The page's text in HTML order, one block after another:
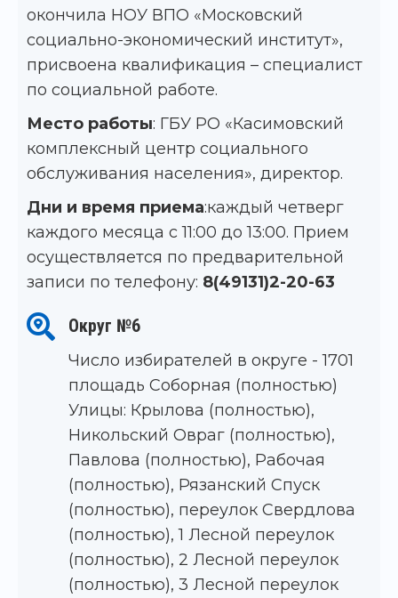
окончила НОУ ВПО «Московский
социально-экономический институт»,
присвоена квалификация – специалист
по социальной работе.
Место работы: ГБУ РО «Касимовский
комплексный центр социального
обслуживания населения», директор.
Дни и время приема:каждый четверг
каждого месяца с 11:00 до 13:00. Прием
осуществляется по предварительной
записи по телефону: 8(49131)2-20-63
Округ №6
Число избирателей в округе - 1701
площадь Соборная (полностью)
Улицы: Крылова (полностью),
Никольский Овраг (полностью),
Павлова (полностью), Рабочая
(полностью), Рязанский Спуск
(полностью), переулок Свердлова
(полностью), 1 Лесной переулок
(полностью), 2 Лесной переулок
(полностью), 3 Лесной переулок